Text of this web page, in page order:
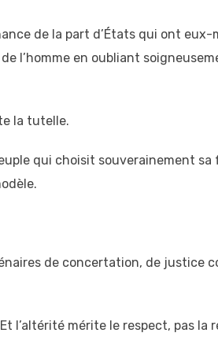
de la part d’États qui ont
de l’homme en oubliant
la tutelle.
qui choisit souverainement
de concertation, de justice
Et l’altérité mérite le respect, pas la